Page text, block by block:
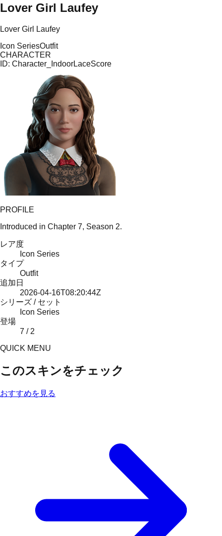
Lover Girl Laufey
Lover Girl Laufey
Icon SeriesOutfit
CHARACTER
ID: Character_IndoorLaceScore
PROFILE
Introduced in Chapter 7, Season 2.
レア度
Icon Series
タイプ
Outfit
追加日
2026-04-16T08:20:44Z
シリーズ / セット
Icon Series
登場
7 / 2
QUICK MENU
このスキンをチェック
おすすめを見る